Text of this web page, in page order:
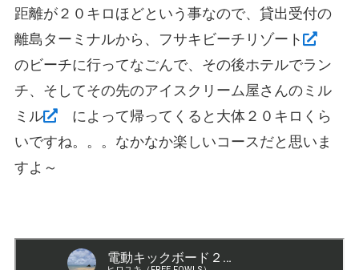
距離が２０キロほどという事なので、貸出受付の
離島ターミナルから、フサキビーチリゾート
のビーチに行ってなごんで、その後ホテルでラン
チ、そしてその先のアイスクリーム屋さんのミル
ミル
によって帰ってくると大体２０キロくら
いですね。。。なかなか楽しいコースだと思いま
すよ～